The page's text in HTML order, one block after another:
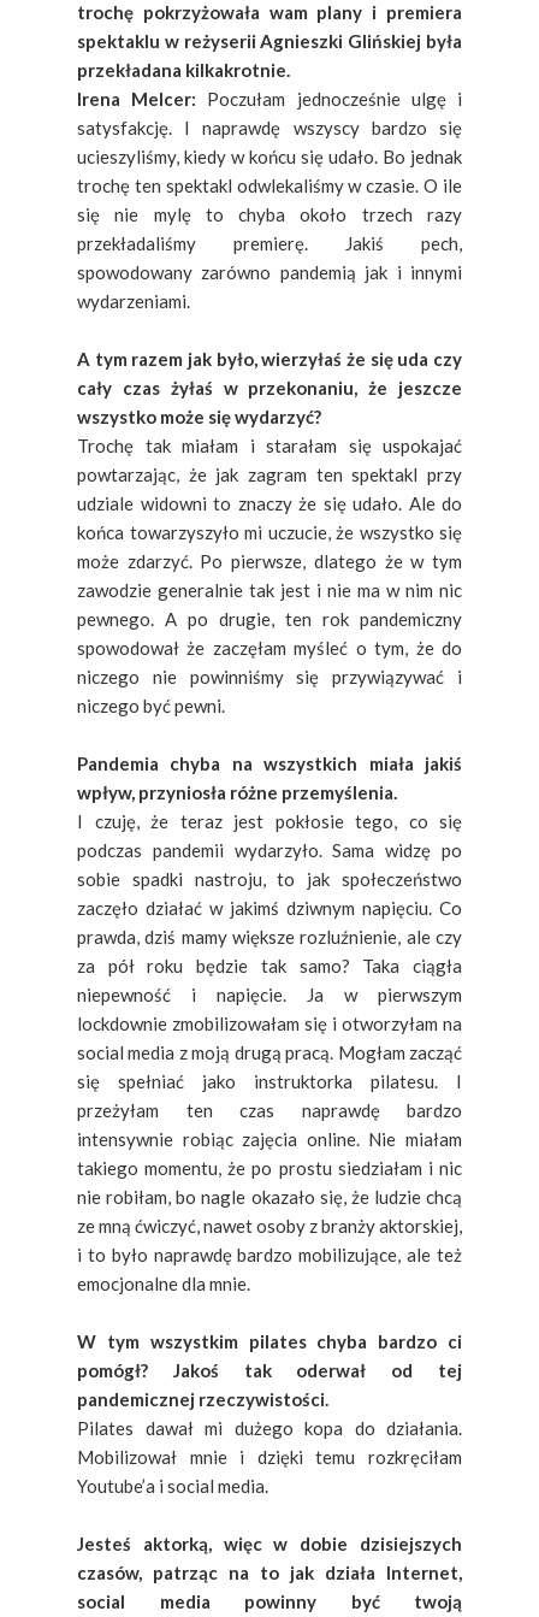
trochę pokrzyżowała wam plany i premiera
spektaklu w reżyserii Agnieszki Glińskiej była
przekładana kilkakrotnie.
Irena Melcer: Poczułam jednocześnie ulgę i
satysfakcję. I naprawdę wszyscy bardzo się
ucieszyliśmy, kiedy w końcu się udało. Bo jednak
trochę ten spektakl odwlekaliśmy w czasie. O ile
się nie mylę to chyba około trzech razy
przekładaliśmy premierę. Jakiś pech,
spowodowany zarówno pandemią jak i innymi
wydarzeniami.
A tym razem jak było, wierzyłaś że się uda czy
cały czas żyłaś w przekonaniu, że jeszcze
wszystko może się wydarzyć?
Trochę tak miałam i starałam się uspokajać
powtarzając, że jak zagram ten spektakl przy
udziale widowni to znaczy że się udało. Ale do
końca towarzyszyło mi uczucie, że wszystko się
może zdarzyć. Po pierwsze, dlatego że w tym
zawodzie generalnie tak jest i nie ma w nim nic
pewnego. A po drugie, ten rok pandemiczny
spowodował że zaczęłam myśleć o tym, że do
niczego nie powinniśmy się przywiązywać i
niczego być pewni.
Pandemia chyba na wszystkich miała jakiś
wpływ, przyniosła różne przemyślenia.
I czuję, że teraz jest pokłosie tego, co się
podczas pandemii wydarzyło. Sama widzę po
sobie spadki nastroju, to jak społeczeństwo
zaczęło działać w jakimś dziwnym napięciu. Co
prawda, dziś mamy większe rozluźnienie, ale czy
za pół roku będzie tak samo? Taka ciągła
niepewność i napięcie. Ja w pierwszym
lockdownie zmobilizowałam się i otworzyłam na
social media z moją drugą pracą. Mogłam zacząć
się spełniać jako instruktorka pilatesu. I
przeżyłam ten czas naprawdę bardzo
intensywnie robiąc zajęcia online. Nie miałam
takiego momentu, że po prostu siedziałam i nic
nie robiłam, bo nagle okazało się, że ludzie chcą
ze mną ćwiczyć, nawet osoby z branży aktorskiej,
i to było naprawdę bardzo mobilizujące, ale też
emocjonalne dla mnie.
W tym wszystkim pilates chyba bardzo ci
pomógł? Jakoś tak oderwał od tej
pandemicznej rzeczywistości.
Pilates dawał mi dużego kopa do działania.
Mobilizował mnie i dzięki temu rozkręciłam
Youtube’a i social media.
Jesteś aktorką, więc w dobie dzisiejszych
czasów, patrząc na to jak działa Internet,
social media powinny być twoją